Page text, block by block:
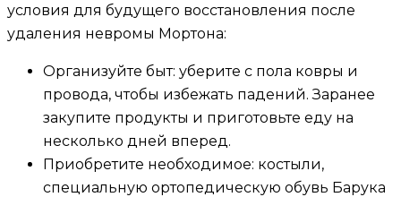
условия для будущего восстановления после
удаления невромы Мортона:
Организуйте быт: уберите с пола ковры и
провода, чтобы избежать падений. Заранее
закупите продукты и приготовьте еду на
несколько дней вперед.
Приобретите необходимое: костыли,
специальную ортопедическую обувь Барука